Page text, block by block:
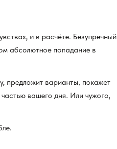
и в расчёте. Безупречный
абсолютное попадание в
предложит варианты, покажет
вашего дня. Или чужого,